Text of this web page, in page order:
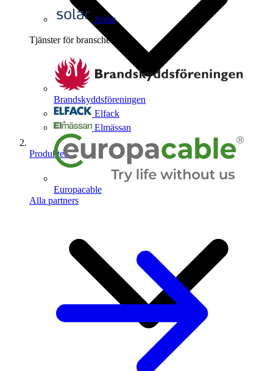
Solar
Tjänster för branschen
Brandskyddsföreningen
Elfack
Elmässan
Europacable
Alla partners
Produkter